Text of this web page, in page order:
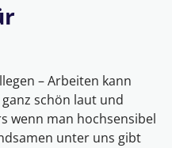
– Arbeiten kann
schön laut und
wenn man hochsensibel
unter uns gibt